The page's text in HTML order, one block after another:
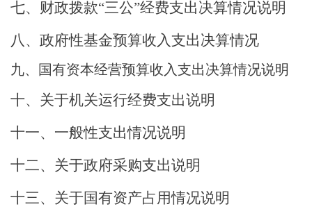
七、财政拨款“三公”经费支出决算情况说明
八、政府性基金预算收入支出决算情况
九、 国有资本经营预算收入支出决算情况说明
十、关于机关运行经费支出说明
十一、一般性支出情况说明
十二、关于政府采购支出说明
十三、关于国有资产占用情况说明